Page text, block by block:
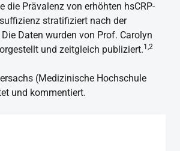
die Prävalenz von erhöhten hsCRP-
stratifiziert nach der
Daten wurden von Prof. Carolyn
und zeitgleich publiziert.1,2
(Medizinische Hochschule
und kommentiert.